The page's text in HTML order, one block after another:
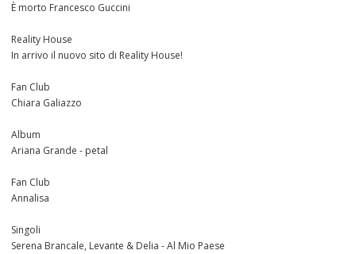
È morto Francesco Guccini
Reality House
In arrivo il nuovo sito di Reality House!
Fan Club
Chiara Galiazzo
Album
Ariana Grande - petal
Fan Club
Annalisa
Singoli
Serena Brancale, Levante & Delia - Al Mio Paese